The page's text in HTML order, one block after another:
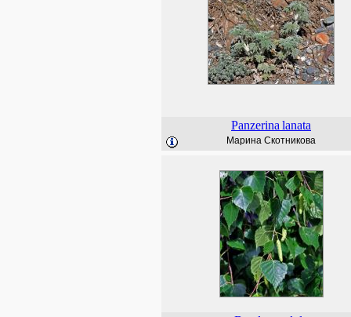
Panzerina lanata
Марина Скотникова